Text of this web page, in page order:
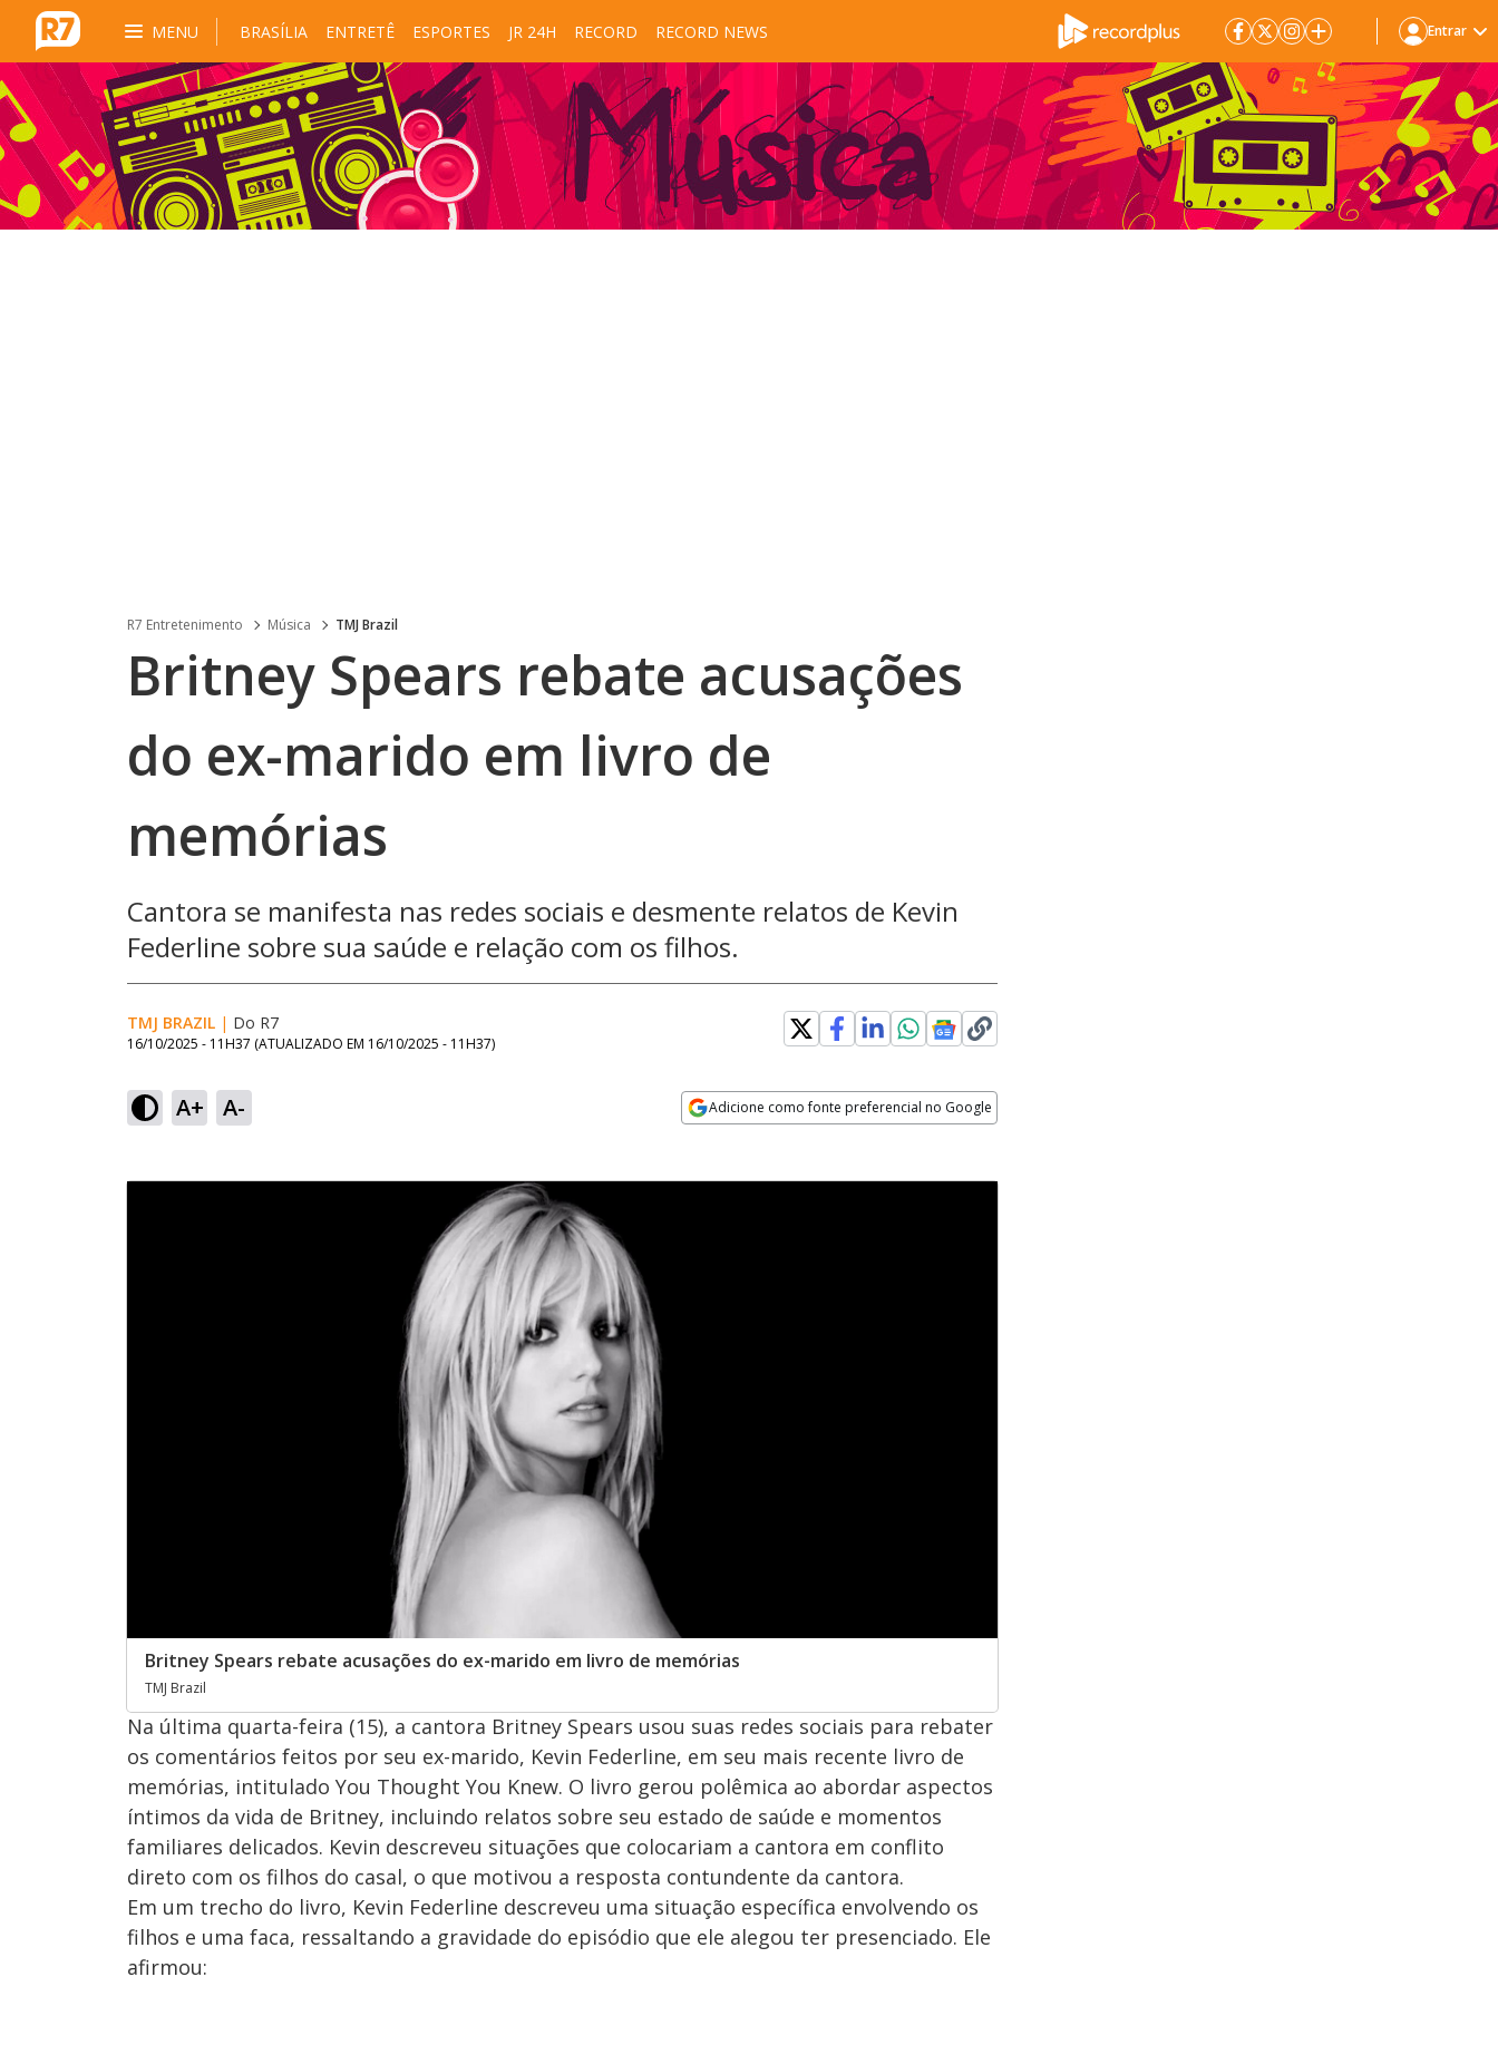
MENU BRASÍLIA ENTRETÊ ESPORTES JR 24H RECORD RECORD NEWS Entrar
R7 Entretenimento Música TMJ Brazil
Britney Spears rebate acusações
do ex-marido em livro de
memórias
Cantora se manifesta nas redes sociais e desmente relatos de Kevin
Federline sobre sua saúde e relação com os filhos.
TMJ BRAZIL | Do R7
16/10/2025 - 11H37 (ATUALIZADO EM 16/10/2025 - 11H37)
A+ A- Adicione como fonte preferencial no Google
Britney Spears rebate acusações do ex-marido em livro de memórias
TMJ Brazil
Na última quarta-feira (15), a cantora Britney Spears usou suas redes sociais para rebater
os comentários feitos por seu ex-marido, Kevin Federline, em seu mais recente livro de
memórias, intitulado You Thought You Knew. O livro gerou polêmica ao abordar aspectos
íntimos da vida de Britney, incluindo relatos sobre seu estado de saúde e momentos
familiares delicados. Kevin descreveu situações que colocariam a cantora em conflito
direto com os filhos do casal, o que motivou a resposta contundente da cantora.
Em um trecho do livro, Kevin Federline descreveu uma situação específica envolvendo os
filhos e uma faca, ressaltando a gravidade do episódio que ele alegou ter presenciado. Ele
afirmou: